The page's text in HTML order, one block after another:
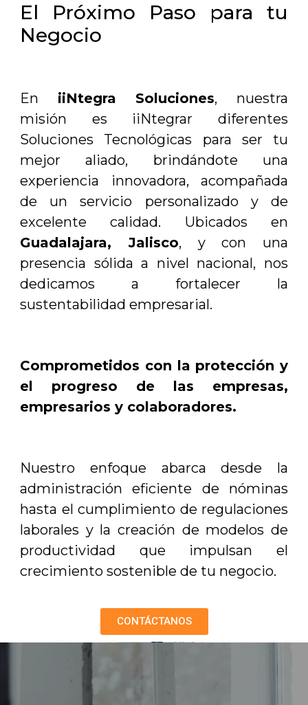
El Próximo Paso para tu
Negocio
En iiNtegra Soluciones, nuestra
misión es iiNtegrar diferentes
Soluciones Tecnológicas para ser tu
mejor aliado, brindándote una
experiencia innovadora, acompañada
de un servicio personalizado y de
excelente calidad. Ubicados en
Guadalajara, Jalisco, y con una
presencia sólida a nivel nacional, nos
dedicamos a fortalecer la
sustentabilidad empresarial.
Comprometidos con la protección y
el progreso de las empresas,
empresarios y colaboradores.
Nuestro enfoque abarca desde la
administración eficiente de nóminas
hasta el cumplimiento de regulaciones
laborales y la creación de modelos de
productividad que impulsan el
crecimiento sostenible de tu negocio.
CONTÁCTANOS